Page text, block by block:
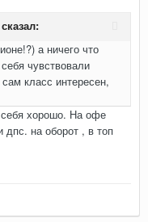
сказал:
а ничего что
чувствовали
класс интересен,
себя хорошо. На офе
дпс. на оборот , в топ